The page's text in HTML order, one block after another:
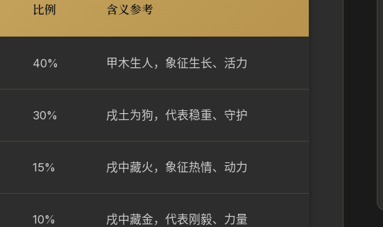
比例 含义参考
40% 甲木生人，象征生长、活力
30% 戌土为狗，代表稳重、守护
15% 戌中藏火，象征热情、动力
10% 戌中藏金，代表刚毅、力量